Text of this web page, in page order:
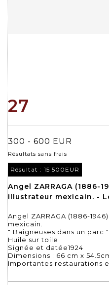
27
300 - 600 EUR
Résultats sans frais
Résultat : 15 500EUR
Angel ZARRAGA (1886-
illustrateur mexicain. -
Angel ZARRAGA (1886-
mexicain.
" Baigneuses dans un parc "
Huile sur toile
Signée et datée1924
Dimensions : 66 cm x
Importantes restaurations